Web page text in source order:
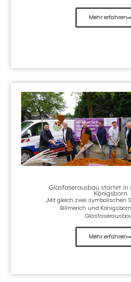
Mehr erfahren
Glasfaserausbau startet in
Königsborn
„Mit gleich zwei symbolischen
Billmerich und
Mehr erfahren